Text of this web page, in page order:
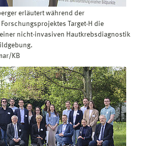
erläutert während der
Target-H die
nicht-invasiven Hautkrebsdiagnostik
KB